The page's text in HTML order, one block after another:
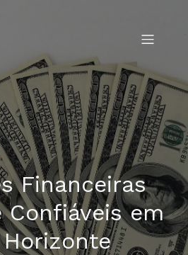
Financeiras
Confiáveis em